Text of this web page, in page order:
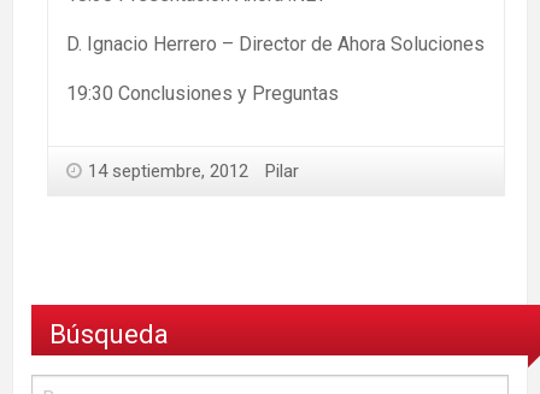
D. Ignacio Herrero – Director de Ahora Soluciones
19:30 Conclusiones y Preguntas
14 septiembre, 2012 Pilar
Búsqueda